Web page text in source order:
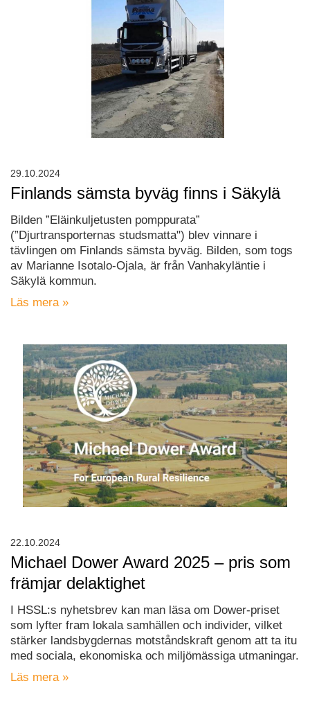
Finlands sämsta byväg finns i Säkylä
Bilden ”Eläinkuljetusten pomppurata”
(”Djurtransporternas studsmatta") blev vinnare i
tävlingen om Finlands sämsta byväg. Bilden, som togs
av Marianne Isotalo-Ojala, är från Vanhakyläntie i
Säkylä kommun.
Läs mera »
29.10.2024
Michael Dower Award 2025 – pris som
främjar delaktighet
I HSSL:s nyhetsbrev kan man läsa om Dower-priset
som lyfter fram lokala samhällen och individer, vilket
stärker landsbygdernas motståndskraft genom att ta itu
med sociala, ekonomiska och miljömässiga utmaningar.
Läs mera »
22.10.2024